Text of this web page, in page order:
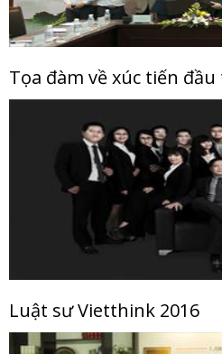
Luật sư Vietthink 2016